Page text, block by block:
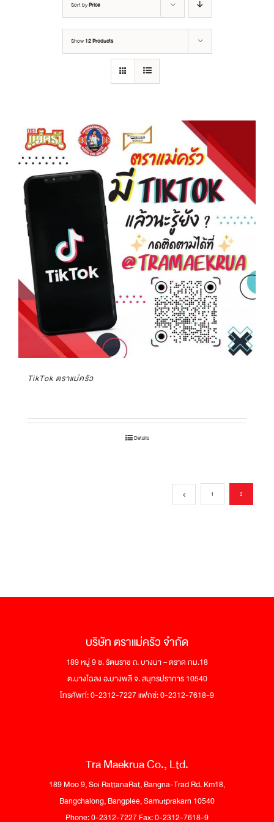
Sort byPrice
Show12 Products
TikTok ตราแม่ครัว
Details
1 2
บริษัท ตราแม่ครัว จำกัด
189 หมู่ 9 ซ. รัตนราช ถ. บางนา – ตราด กม.18
ต.บางโฉลง อ.บางพลี จ. สมุทรปราการ 10540
โทรศัพท์: 0-2312-7227 แฟกซ์: 0-2312-7618-9
Tra Maekrua Co., Ltd.
189 Moo 9, Soi RattanaRat, Bangna-Trad Rd. Km18,
Bangchalong, Bangplee, Samutprakarn 10540
Phone: 0-2312-7227 Fax: 0-2312-7618-9